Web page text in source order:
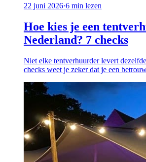
22 juni 2026·6 min lezen
Hoe kies je een
Nederland? 7 checks
Niet elke tentverhuurder levert
checks weet je zeker dat je een